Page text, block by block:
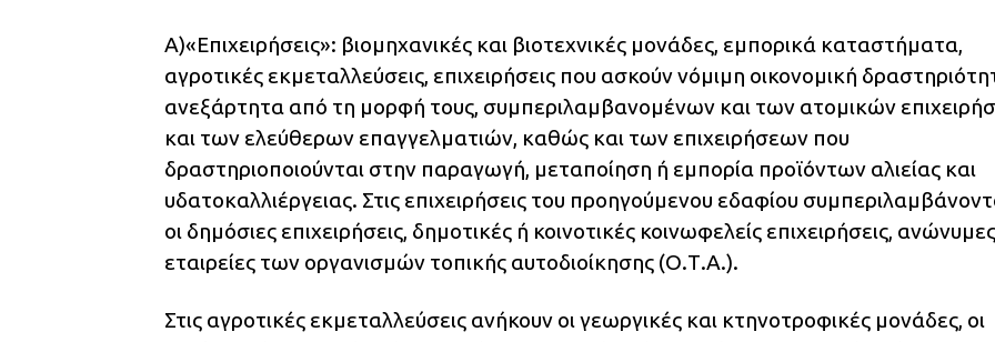
Α)«Επιχειρήσεις»: βιομηχανικές και βιοτεχνικές μονάδες, εμπορικά καταστήματα,
αγροτικές εκμεταλλεύσεις, επιχειρήσεις που ασκούν νόμιμη οικονομική
ανεξάρτητα από τη μορφή τους, συμπεριλαμβανομένων και των ατομικών
και των ελεύθερων επαγγελματιών, καθώς και των επιχειρήσεων που
δραστηριοποιούνται στην παραγωγή, μεταποίηση ή εμπορία προϊόντων αλιείας και
υδατοκαλλιέργειας. Στις επιχειρήσεις του προηγούμενου εδαφίου
οι δημόσιες επιχειρήσεις, δημοτικές ή κοινοτικές κοινωφελείς επιχειρήσεις, ανώνυμες
εταιρείες των οργανισμών τοπικής αυτοδιοίκησης (Ο.Τ.Α.).
Στις αγροτικές εκμεταλλεύσεις ανήκουν οι γεωργικές και κτηνοτροφικές μονάδες, οι